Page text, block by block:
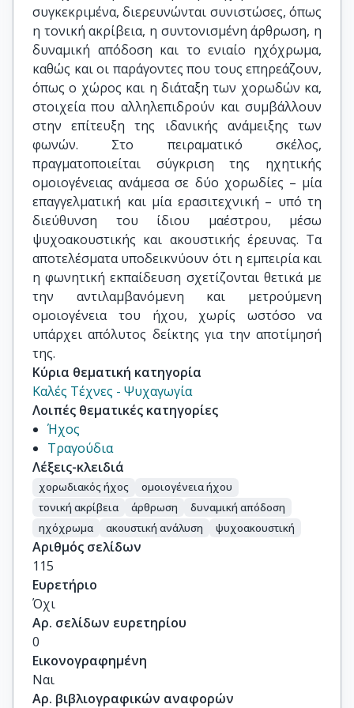
συγκεκριμένα, διερευνώνται συνιστώσες, όπως
η τονική ακρίβεια, η συντονισμένη άρθρωση, η
δυναμική απόδοση και το ενιαίο ηχόχρωμα,
καθώς και οι παράγοντες που τους επηρεάζουν,
όπως ο χώρος και η διάταξη των χορωδών κα,
στοιχεία που αλληλεπιδρούν και συμβάλλουν
στην επίτευξη της ιδανικής ανάμειξης των
φωνών. Στο πειραματικό σκέλος,
πραγματοποιείται σύγκριση της ηχητικής
ομοιογένειας ανάμεσα σε δύο χορωδίες – μία
επαγγελματική και μία ερασιτεχνική – υπό τη
διεύθυνση του ίδιου μαέστρου, μέσω
ψυχοακουστικής και ακουστικής έρευνας. Τα
αποτελέσματα υποδεικνύουν ότι η εμπειρία και
η φωνητική εκπαίδευση σχετίζονται θετικά με
την αντιλαμβανόμενη και μετρούμενη
ομοιογένεια του ήχου, χωρίς ωστόσο να
υπάρχει απόλυτος δείκτης για την αποτίμησή
της.
Κύρια θεματική κατηγορία
Καλές Τέχνες - Ψυχαγωγία
Λοιπές θεματικές κατηγορίες
Ήχος
Τραγούδια
Λέξεις-κλειδιά
χορωδιακός ήχος
oμοιογένεια ήχου
τονική ακρίβεια
άρθρωση
δυναμική απόδοση
ηχόχρωμα
ακουστική ανάλυση ψυχοακουστική
Αριθμός σελίδων
115
Ευρετήριο
Όχι
Αρ. σελίδων ευρετηρίου
0
Εικονογραφημένη
Ναι
Αρ. βιβλιογραφικών αναφορών